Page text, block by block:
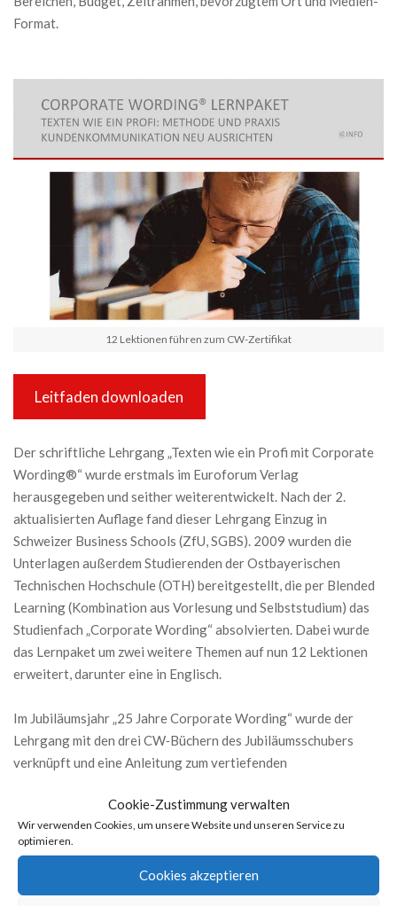
Cookie-Zustimmung verwalten
Wir verwenden Cookies, um unsere Website und unseren Service zu
optimieren.
Cookies akzeptieren
Format.
12 Lektionen führen zum CW-Zertifikat
Leitfaden downloaden
Der schriftliche Lehrgang „Texten wie ein Profi mit Corporate
Wording®“ wurde erstmals im Euroforum Verlag
herausgegeben und seither weiterentwickelt. Nach der 2.
aktualisierten Auflage fand dieser Lehrgang Einzug in
Schweizer Business Schools (ZfU, SGBS). 2009 wurden die
Unterlagen außerdem Studierenden der Ostbayerischen
Technischen Hochschule (OTH) bereitgestellt, die per Blended
Learning (Kombination aus Vorlesung und Selbststudium) das
Studienfach „Corporate Wording“ absolvierten. Dabei wurde
das Lernpaket um zwei weitere Themen auf nun 12 Lektionen
erweitert, darunter eine in Englisch.
Im Jubiläumsjahr „25 Jahre Corporate Wording“ wurde der
Lehrgang mit den drei CW‐Büchern des Jubiläumsschubers
verknüpft und eine Anleitung zum vertiefenden
Ergänzend zu den Studienbriefen stehen bereit: Beispiele aus
der Rundfunk‐PR, Video‐ und TV‐Werbung, praktische
Arbeiten. Weitere Lehr‐ und Lernmittel bereichern die
didaktische Vielfalt, darunter Lernkontrollen, Fachlektüren von